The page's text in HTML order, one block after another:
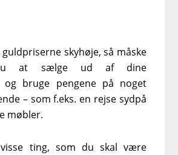
skyhøje, så måske
du at sælge ud af dine
og bruge pengene på noget
– som f.eks. en rejse sydpå
møbler.
ting, som du skal være